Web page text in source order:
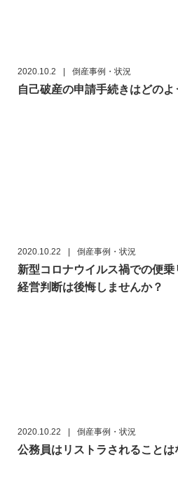
2020.10.2 倒産事例・状況
自己破産の申請手続きはどのよ
2020.10.22 倒産事例・状況
新型コロナウイルス禍での便
経営判断は後悔しませんか？
2020.10.22 倒産事例・状況
公務員はリストラされることは